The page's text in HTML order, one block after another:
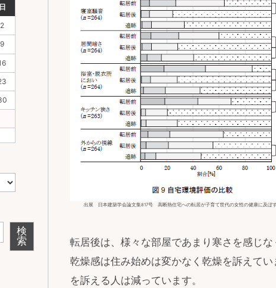
出展 日本建築学会論文集817号 高断熱住宅への転居が子育て世代の女性の健康に及ぼ
転居後は、様々な部屋であまり寒さを感じな
乾燥感は住み始めは変かなく乾燥を訴えて
を訴える人は減っています。
日
2
9
検
索